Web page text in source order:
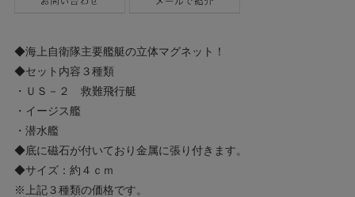
◆海上自衛隊主要艦艇の立体マグネット！
◆セット内容３種類
・ＵＳ－２ 救難飛行艇
・イージス艦
・潜水艦
◆底に磁石が付いており金属に張り付きます。
◆サイズ：約４ｃｍ
※上記３種類の価格です。